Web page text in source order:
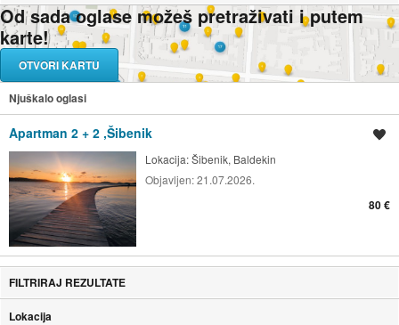
Od sada oglase možeš pretraživati i putem
karte!
OTVORI KARTU
Njuškalo oglasi
Apartman 2 + 2 ,Šibenik
Lokacija:Šibenik, Baldekin
Objavljen:21.07.2026.
80 €
FILTRIRAJ REZULTATE
Lokacija